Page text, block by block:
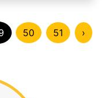
50 51 ›